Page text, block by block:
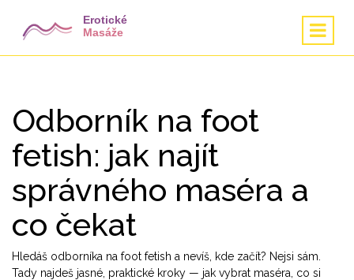
Odborník na foot
fetish: jak najít
správného maséra a
co čekat
Hledáš odborníka na foot fetish a nevíš, kde začít? Nejsi sám.
Tady najdeš jasné, praktické kroky — jak vybrat maséra, co si